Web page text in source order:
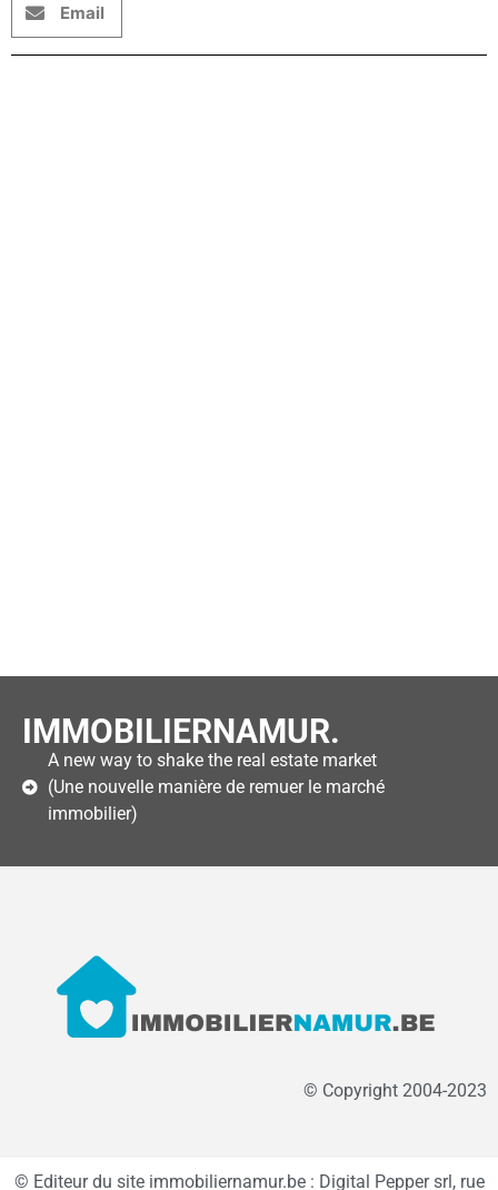
Email
IMMOBILIERNAMUR.
A new way to shake the real estate market
(Une nouvelle manière de remuer le marché
immobilier)
© Copyright 2004-2023
© Editeur du site immobiliernamur.be : Digital Pepper srl, rue